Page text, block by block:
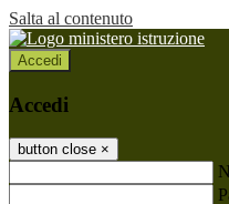
Salta al contenuto
Accedi
Accedi
button close ×